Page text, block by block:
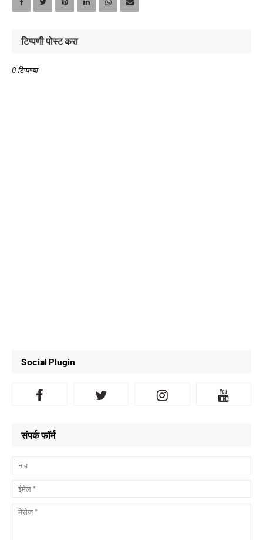
टिप्पणी पोस्ट करा
0 टिप्पण्या
Social Plugin
संपर्क फॉर्म